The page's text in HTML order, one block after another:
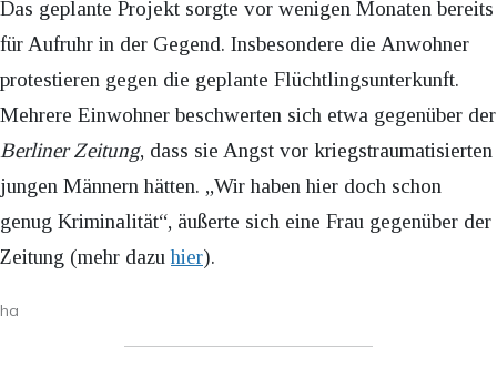
Das geplante Projekt sorgte vor wenigen Monaten bereits
für Aufruhr in der Gegend. Insbesondere die Anwohner
protestieren gegen die geplante Flüchtlingsunterkunft.
Mehrere Einwohner beschwerten sich etwa gegenüber der
Berliner Zeitung, dass sie Angst vor kriegstraumatisierten
jungen Männern hätten. „Wir haben hier doch schon
genug Kriminalität“, äußerte sich eine Frau gegenüber der
Zeitung (mehr dazuhier).
ha